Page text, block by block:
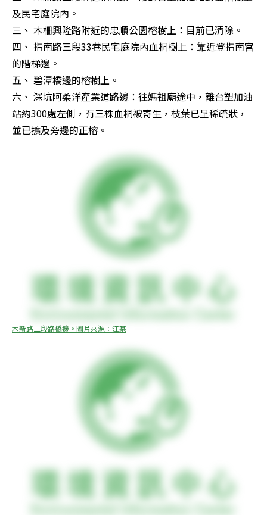
及民宅庭院內。
三、 木柵興隆路附近的忠順公園榕樹上：目前已清除。
四、 指南路三段33巷民宅庭院內血桐樹上：靠近登指南宮
的階梯邊。
五、 碧潭橋邊的榕樹上。
六、 深坑阿柔洋產業道路邊：往媽祖廟途中，離台塑加油
站約300處左側，有三株血桐被寄生，枝葉已呈稀疏狀，
並已擴及旁邊的正榕。
木新路二段路橋邊。圖片來源：江某